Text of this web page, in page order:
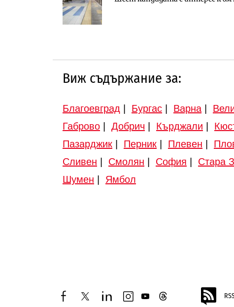
Виж съдържание за:
Благоевград Бургас Варна
Габрово
Добрич Кърджали
Пазарджик
Перник Плевен
Сливен
Смолян София Стара
Шумен
Ямбол
facebooktwitterlinkedininstagram
youtubethreads